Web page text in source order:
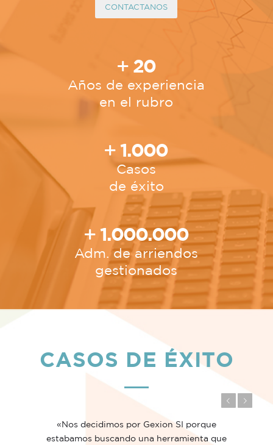
CONTACTANOS
20
Años de experiencia
en el rubro
1.000
Casos
de éxito
1.000.000
Adm. de arriendos
gestionados
CASOS DE ÉXITO
«Nos decidimos por Gexion SI porque
estabamos buscando una herramienta que